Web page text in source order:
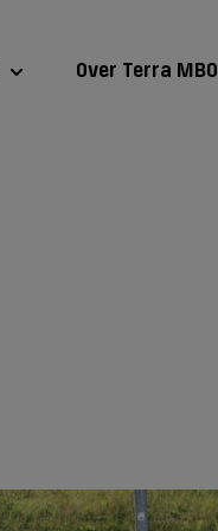
Over Terra MBO